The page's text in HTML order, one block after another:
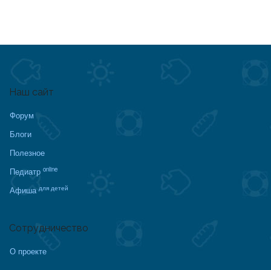
Наш сайт
Форум
Блоги
Полезное
Педиатр online
Афиша для детей
Сотрудничество
О проекте